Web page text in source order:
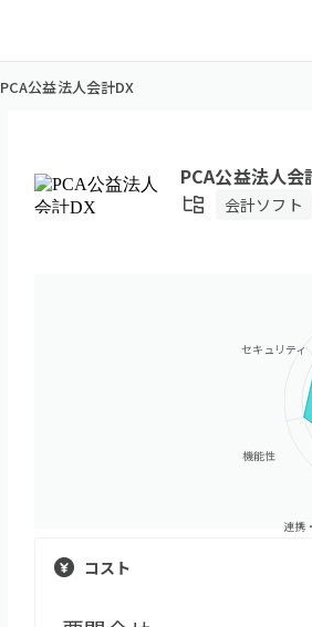
PCA公益法人会計DX
PCA公益法人会
会計ソフト
連携
機能性
セキュリティ
コスト